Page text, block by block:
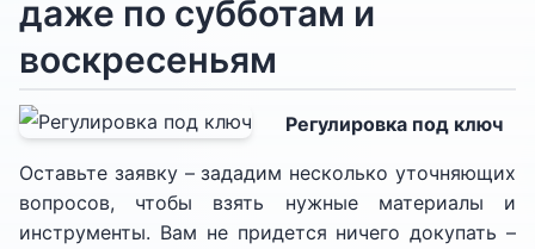
даже по субботам и
воскресеньям
Регулировка под ключ
Оставьте заявку – зададим несколько уточняющих
вопросов, чтобы взять нужные материалы и
инструменты. Вам не придется ничего докупать –